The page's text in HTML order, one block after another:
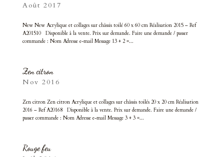
Août 2017
New New Acrylique et collages sur châssis toilé 60 x 60 cm Réalisation 2015 – Ref
A201510 Disponible à la vente. Prix sur demande. Faire une demande / passer
commande : Nom Adresse e-mail Message 13 + 2 =...
Zen citron
Nov 2016
Zen citron Zen citron Acrylique et collages sur châssis toilés 20 x 20 cm Réalisation
2016 – Ref A20168 Disponible à la vente. Prix sur demande. Faire une demande /
passer commande : Nom Adresse e-mail Message 3 + 3 =...
Rouge feu